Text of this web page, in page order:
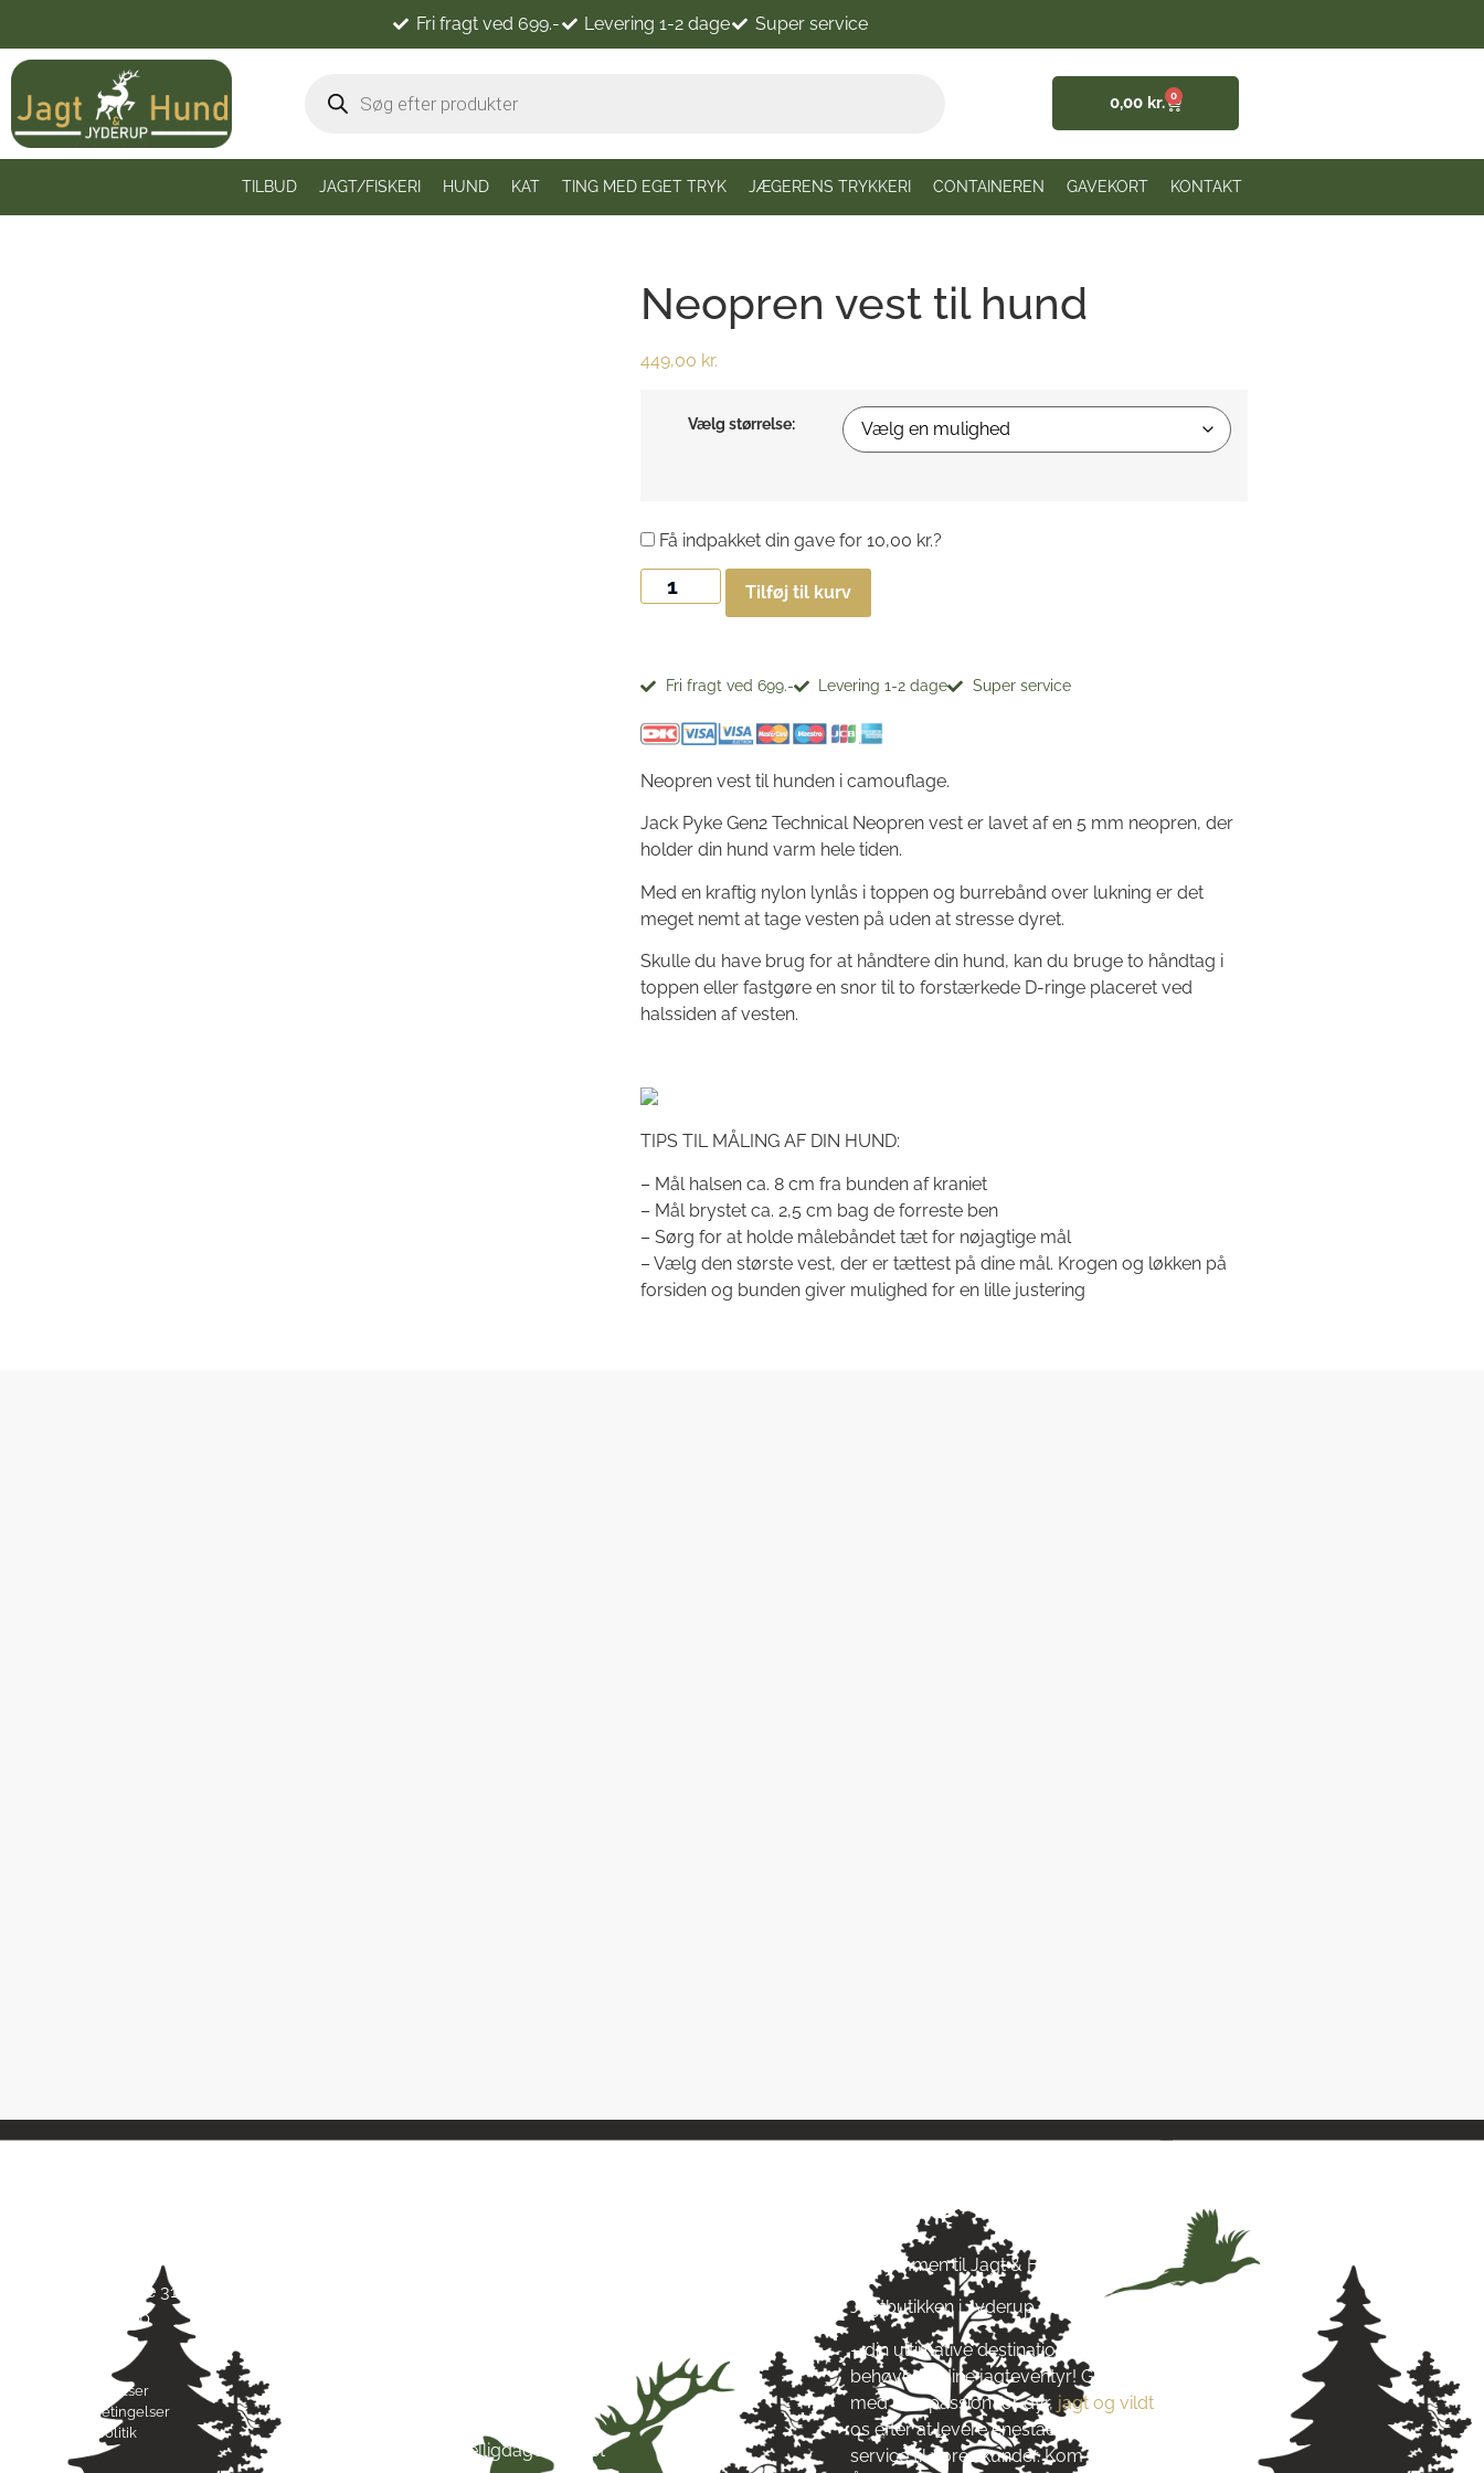
Fri fragt ved 699.- Levering 1-2 dage Super service
0,00 kr. 0
TILBUD JAGT/FISKERI HUND KAT TING MED EGET TRYK JÆGERENS TRYKKERI CONTAINEREN GAVEKORT KONTAKT
Neopren vest til hund
449,00 kr.
Vælg størrelse:
Tilføj til kurv
Få indpakket din gave for 10,00 kr.?
Fri fragt ved 699.- Levering 1-2 dage Super service
Neopren vest til hunden i camouflage.
Jack Pyke Gen2 Technical Neopren vest er lavet af en 5 mm neopren, der
holder din hund varm hele tiden.
Med en kraftig nylon lynlås i toppen og burrebånd over lukning er det
meget nemt at tage vesten på uden at stresse dyret.
Skulle du have brug for at håndtere din hund, kan du bruge to håndtag i
toppen eller fastgøre en snor til to forstærkede D-ringe placeret ved
halssiden af vesten.
TIPS TIL MÅLING AF DIN HUND:
– Mål halsen ca. 8 cm fra bunden af kraniet
– Mål brystet ca. 2,5 cm bag de forreste ben
– Sørg for at holde målebåndet tæt for nøjagtige mål
– Vælg den største vest, der er tættest på dine mål. Krogen og løkken på
forsiden og bunden giver mulighed for en lille justering
Skarridsøgade 31 B
4450 Jyderup
Byttebetingelser
Handelsbetingelser
Privatlivspolitik
Helligdage: Lukket
Om Jagt & Hund
Velkommen til Jagt & Hund
Jagtbutikken i Jyderup
– din ultimative destination for alt, hvad du
behøver til dine jagteventyr! Grundlagt i 2016
med stor passion for dyr, jagt og vildt. Vi stræber
os efter at levere enestående produkter og
service til vores kunder. Kom og besøg os tæt på